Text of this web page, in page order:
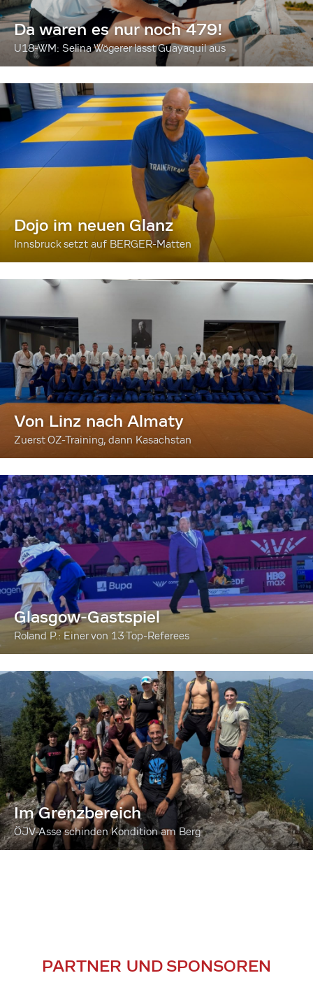
Da waren es nur noch 479!
U18-WM: Selina Wögerer lässt Guayaquil aus
Dojo im neuen Glanz
Innsbruck setzt auf BERGER-Matten
Von Linz nach Almaty
Zuerst OZ-Training, dann Kasachstan
Glasgow-Gastspiel
Roland P.: Einer von 13 Top-Referees
Im Grenzbereich
ÖJV-Asse schinden Kondition am Berg
PARTNER UND SPONSOREN